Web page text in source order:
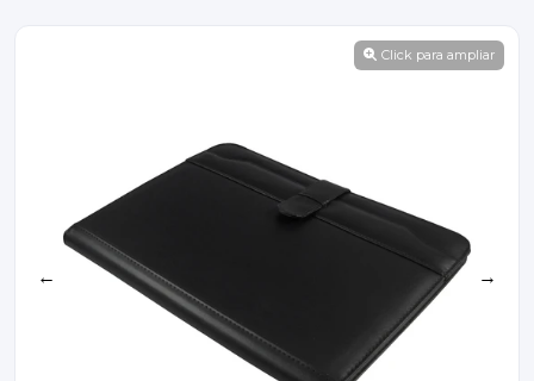
Click para ampliar
← →